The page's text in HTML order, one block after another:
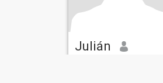
Julián